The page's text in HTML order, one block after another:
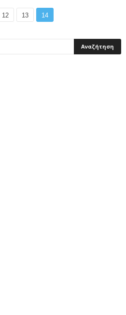
12 13 14